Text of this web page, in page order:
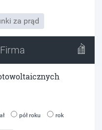
za prąd
Firma
pół roku rok